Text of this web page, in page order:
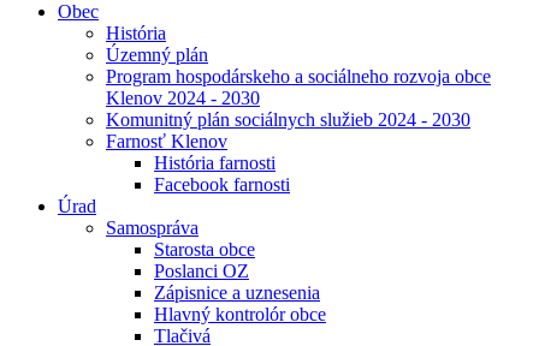
Obec
História
Územný plán
Program hospodárskeho a sociálneho rozvoja obce
Klenov 2024 - 2030
Komunitný plán sociálnych služieb 2024 - 2030
Farnosť Klenov
História farnosti
Facebook farnosti
Úrad
Samospráva
Starosta obce
Poslanci OZ
Zápisnice a uznesenia
Hlavný kontrolór obce
Tlačivá